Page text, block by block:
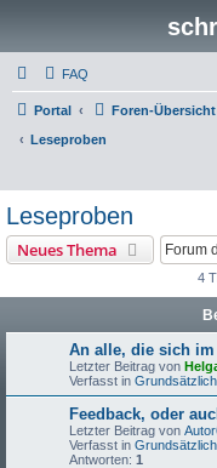
FAQ
Portal Foren-Übersicht
Leseproben
Leseproben
Neues Thema
4
An alle, die sich
Letzter Beitrag von
Verfasst in
Feedback, oder
Letzter Beitrag von
Verfasst in
Antworten: 1